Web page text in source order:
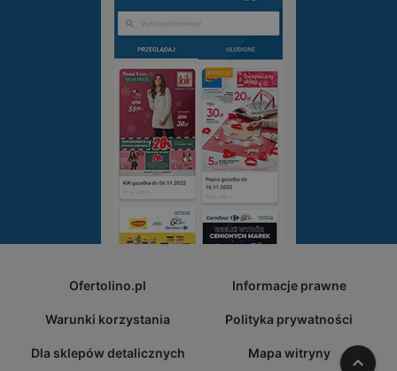
Ofertolino.pl Informacje prawne
Warunki korzystania Polityka prywatności
Dla sklepów detalicznych Mapa witryny W